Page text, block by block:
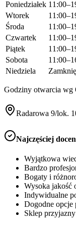
Poniedziałek
Wtorek
Środa
Czwartek
Piątek
Sobota
Niedziela
Godziny otwarcia wg
Radarowa 9/lok.
Najczęściej
Wyjątkowa
Bardzo
Bogaty i
Wysoka jakość
Indywidualne
Dogodne opcje
Sklep